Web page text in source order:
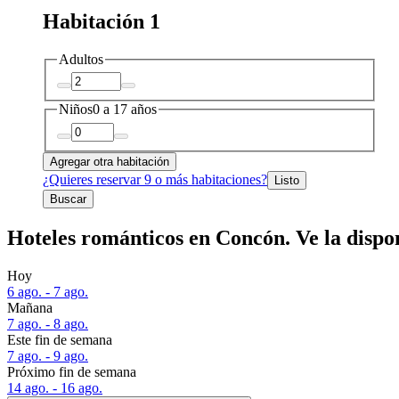
Habitación 1
Adultos
Niños0 a 17 años
Agregar otra habitación
¿Quieres reservar 9 o más habitaciones? Listo
Buscar
Hoteles románticos en Concón. Ve la
Hoy
6 ago. - 7 ago.
Mañana
7 ago. - 8 ago.
Este fin de semana
7 ago. - 9 ago.
Próximo fin de semana
14 ago. - 16 ago.